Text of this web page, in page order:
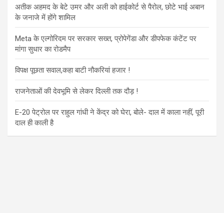
अतीक अहमद के बेटे उमर और अली को हाईकोर्ट से पैरोल, छोटे भाई अबान
के जनाजे में होंगे शामिल
Meta के एल्गोरिदम पर सरकार सख्त, प्रोपेगेंडा और डीपफेक कंटेंट पर
मांगा सुधार का रोडमैप
विपक्ष पूछता सवाल,कहा बाटी नौकरियां हजार !
राजनेताओं की देवभूमि से लेकर दिल्ली तक दौड़ !
E-20 पेट्रोल पर राहुल गांधी ने केंद्र को घेरा, बोले- दाल में काला नहीं, पूरी
दाल ही काली है